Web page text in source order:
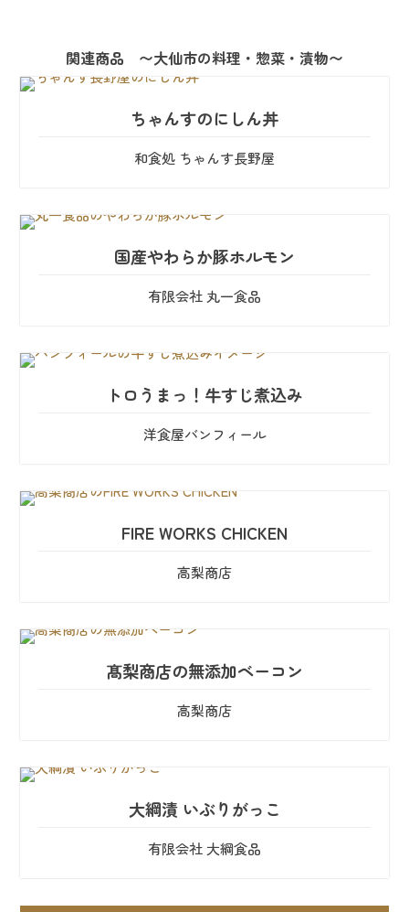
関連商品 〜大仙市の料理・惣菜・漬物〜
ちゃんすのにしん丼
和食処 ちゃんす長野屋
国産やわらか豚ホルモン
有限会社 丸一食品
トロうまっ！牛すじ煮込み
洋食屋バンフィール
FIRE WORKS CHICKEN
高梨商店
髙梨商店の無添加ベーコン
高梨商店
大綱漬 いぶりがっこ
有限会社 大綱食品